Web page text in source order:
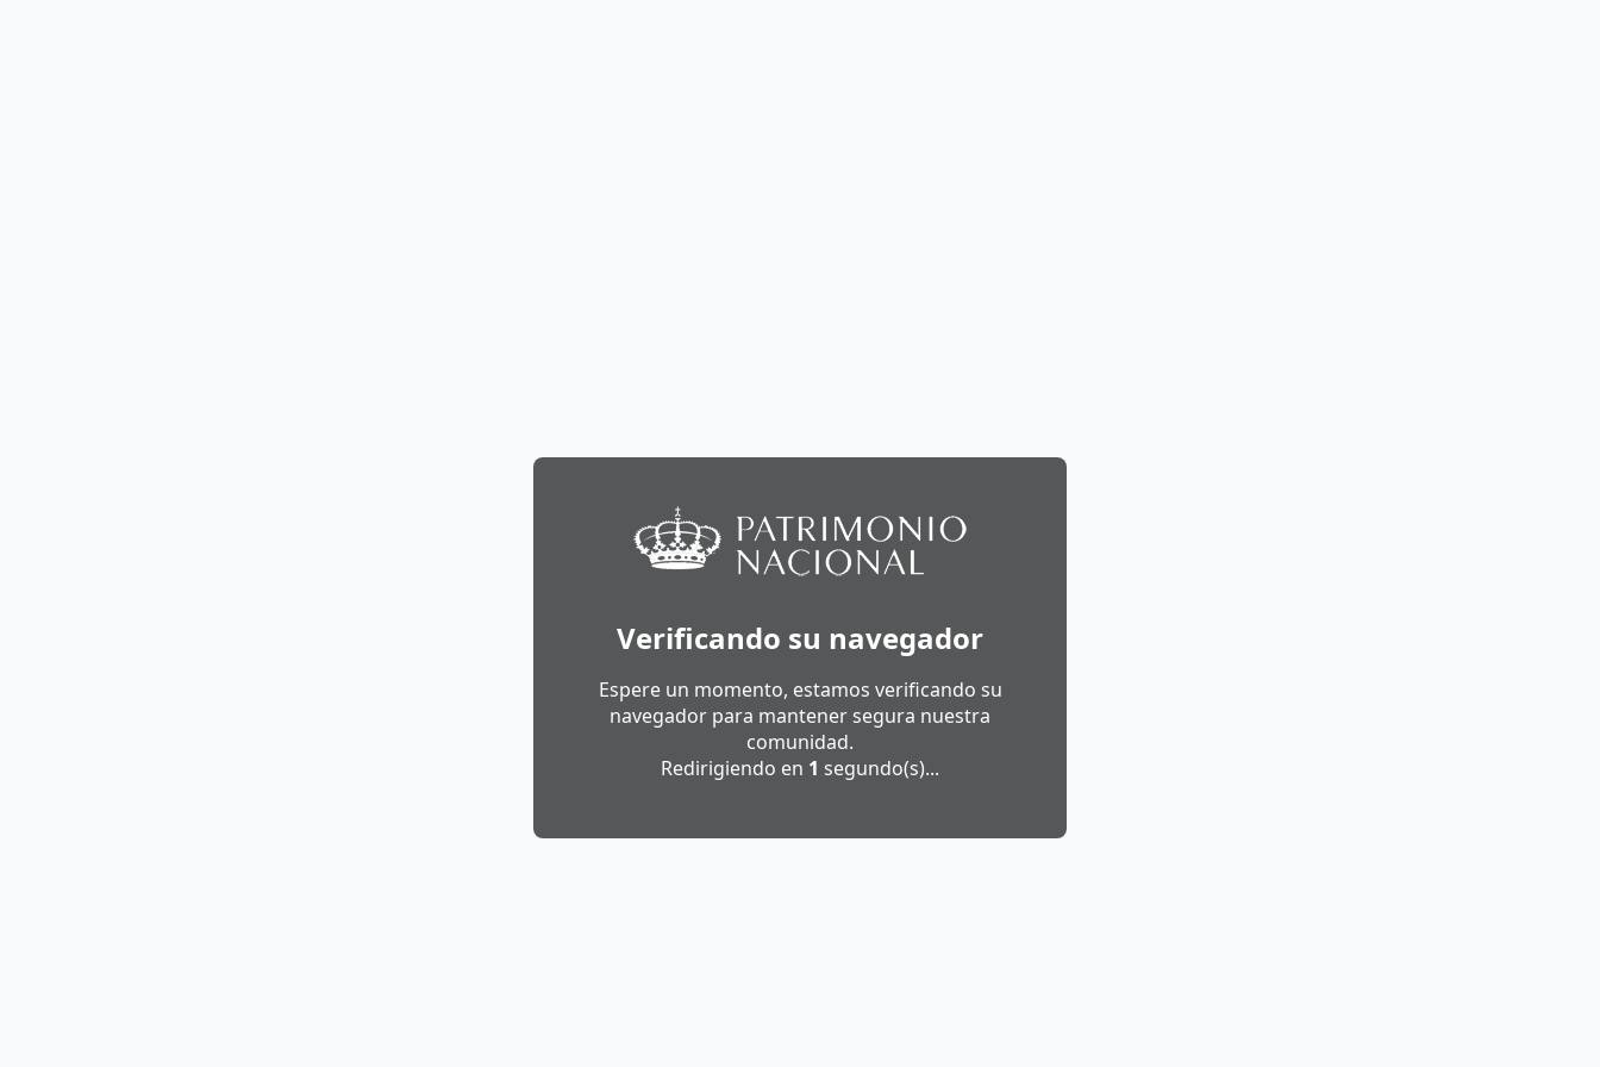
Verificando su navegador
Espere un momento, estamos verificando su
navegador para mantener segura nuestra
comunidad.
Redirigiendo en 1 segundo(s)...